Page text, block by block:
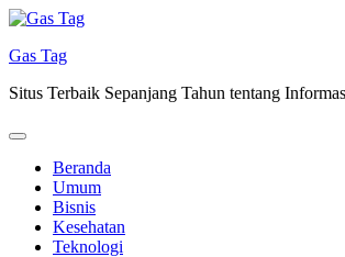
Skip
content
Gas Tag
Situs Terbaik Sepanjang Tahun tentang
Beranda
Umum
Bisnis
Kesehatan
Teknologi